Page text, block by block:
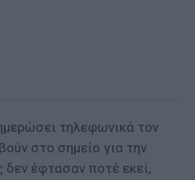
τηλεφωνικά τον
στο σημείο για την
δεν έφτασαν ποτέ εκεί,